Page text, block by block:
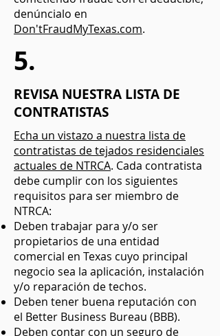
denúncialo en
Don'tFraudMyTexas.com.
5.
REVISA NUESTRA LISTA DE
CONTRATISTAS
Echa un vistazo a nuestra lista de
contratistas de tejados residenciales
actuales de NTRCA. Cada contratista
debe cumplir con los siguientes
requisitos para ser miembro de
NTRCA:
Deben trabajar para y/o ser
propietarios de una entidad
comercial en Texas cuyo principal
negocio sea la aplicación, instalación
y/o reparación de techos.
Deben tener buena reputación con
el Better Business Bureau (BBB).
Deben contar con un seguro de